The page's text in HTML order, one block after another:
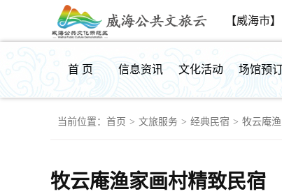
【威海市】
首 页 信息资讯 文化活动 场馆预
群众反馈
当前位置： 首页 > 文旅服务 > 经典民宿 > 牧云庵
牧云庵渔家画村精致民宿